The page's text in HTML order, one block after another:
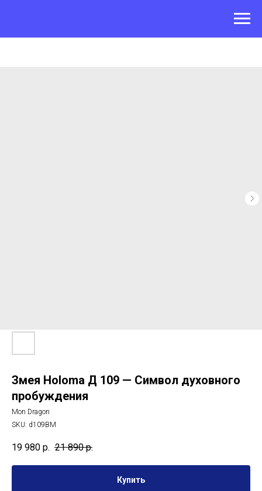
Змея Holoma Д 109 — Символ духовного
пробуждения
Mon Dragon
SKU: d109BM
19 980 р. 21 890 р.
Купить